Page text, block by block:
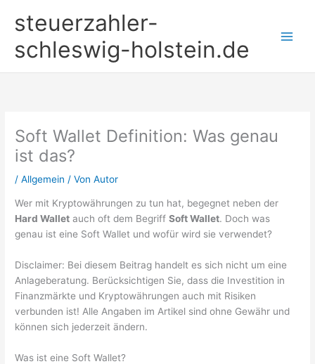
Inhaltsteuerzahler-
schleswig-holstein.de
Soft Wallet Definition: Was genau
ist das?
/Allgemein / VonAutor
Wer mit Kryptowährungen zu tun hat, begegnet neben der
Hard Wallet auch oft dem BegriffSoft Wallet. Doch was
genau ist eine Soft Wallet und wofür wird sie verwendet?
Disclaimer: Bei diesem Beitrag handelt es sich nicht um eine
Anlageberatung. Berücksichtigen Sie, dass die Investition in
Finanzmärkte und Kryptowährungen auch mit Risiken
verbunden ist! Alle Angaben im Artikel sind ohne Gewähr und
können sich jederzeit ändern.
Was ist eine Soft Wallet?